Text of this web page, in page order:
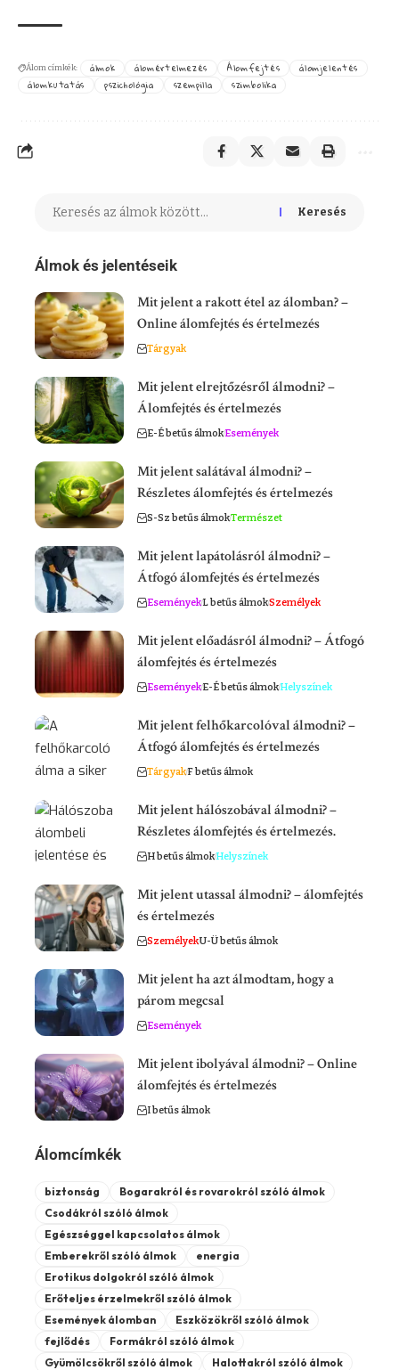
Álom címkék: álmok álomértelmezés Álomfejtés
álomjelentés
álomkutatás
pszichológia szempilla szimbolika
Keresés
Álmok és jelentéseik
Mit jelent a rakott étel az álomban? –
Online álomfejtés és értelmezés
Tárgyak
Mit jelent elrejtőzésről álmodni? –
Álomfejtés és értelmezés
E-É betűs álmokEsemények
Mit jelent salátával álmodni? –
Részletes álomfejtés és értelmezés
S-Sz betűs álmokTermészet
Mit jelent lapátolásról álmodni? –
Átfogó álomfejtés és értelmezés
EseményekL betűs álmokSzemélyek
Mit jelent előadásról álmodni? – Átfogó
álomfejtés és értelmezés
EseményekE-É betűs álmokHelyszínek
Mit jelent felhőkarcolóval álmodni? –
Átfogó álomfejtés és értelmezés
TárgyakF betűs álmok
Mit jelent hálószobával álmodni? –
Részletes álomfejtés és értelmezés.
H betűs álmokHelyszínek
Mit jelent utassal álmodni? – álomfejtés
és értelmezés
SzemélyekU-Ü betűs álmok
Mit jelent ha azt álmodtam, hogy a
párom megcsal
Események
Mit jelent ibolyával álmodni? – Online
álomfejtés és értelmezés
I betűs álmok
Álomcímkék
biztonság
Bogarakról és rovarokról szóló álmok
Csodákról szóló álmok
Egészséggel kapcsolatos álmok
Emberekről szóló álmok
energia
Erotikus dolgokról szóló álmok
Erőteljes érzelmekről szóló álmok
Események álomban
Eszközökről szóló álmok
fejlődés
Formákról szóló álmok
Gyümölcsökről szóló álmok
Halottakról szóló álmok